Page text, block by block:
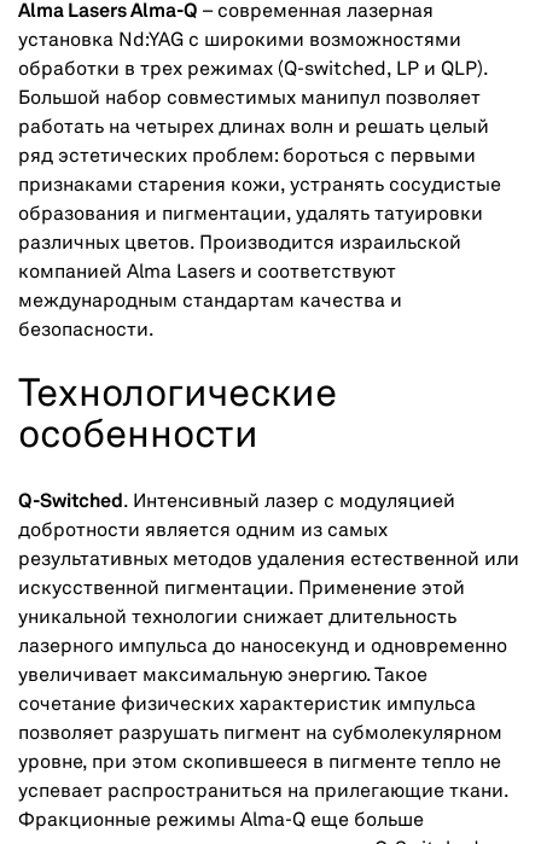
Alma Lasers Alma-Q – современная лазерная
установка Nd:YAG с широкими возможностями
обработки в трех режимах (Q-switched, LP и QLP).
Большой набор совместимых манипул позволяет
работать на четырех длинах волн и решать целый
ряд эстетических проблем: бороться с первыми
признаками старения кожи, устранять сосудистые
образования и пигментации, удалять татуировки
различных цветов. Производится израильской
компанией Alma Lasers и соответствуют
международным стандартам качества и
безопасности.
Технологические
особенности
Q-Switched . Интенсивный лазер с модуляцией
добротности является одним из самых
результативных методов удаления естественной или
искусственной пигментации. Применение этой
уникальной технологии снижает длительность
лазерного импульса до наносекунд и одновременно
увеличивает максимальную энергию. Такое
сочетание физических характеристик импульса
позволяет разрушать пигмент на субмолекулярном
уровне, при этом скопившееся в пигменте тепло не
успевает распространиться на прилегающие ткани.
Фракционные режимы Alma-Q еще больше